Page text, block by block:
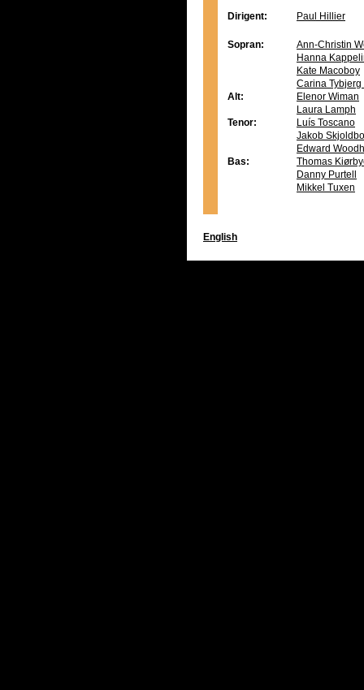
Dirigent: Paul Hillier
Sopran:
Ann-Christin
Hanna
Kate Macoboy
Carina
Alt:
Elenor Wiman
Laura Lamph
Tenor:
Luís Toscano
Jakob
Edward
Bas:
Thomas
Danny Purtell
Mikkel Tuxen
English